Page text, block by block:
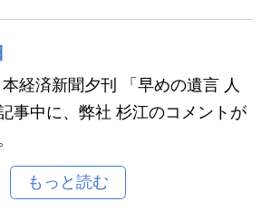
経済新聞夕刊 「早めの遺言 人
事中に、弊社 杉江のコメントが